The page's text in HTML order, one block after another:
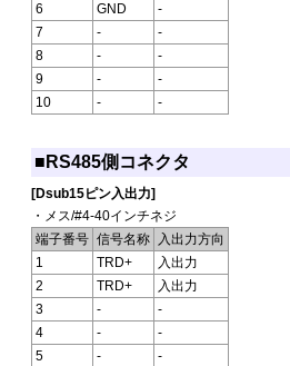
6
GND
-
7
-
-
8
-
-
9
-
-
10
- -
■RS485側コネクタ
[Dsub15ピン入出力]
・メス/#4-40インチネジ
端子番号 信号名称
入出力方向
1
TRD+
入出力
2
TRD+
入出力
3
-
-
4
-
-
5
-
-